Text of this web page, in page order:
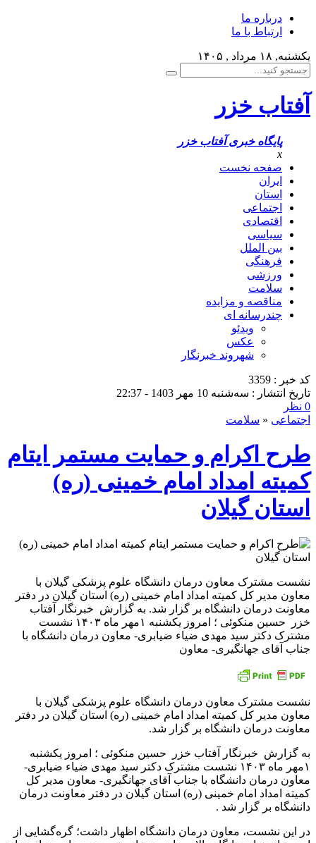
درباره ما
ارتباط با ما
یکشنبه, ۱۸ مرداد , ۱۴۰۵
آفتاب خزر
پایگاه خبری آفتاب خزر
x
صفحه نخست
ایران
استان
اجتماعی
اقتصادی
سیاسی
بین الملل
فرهنگی
ورزشی
سلامت
مناقصه و مزایده
چندرسانه ای
ویدئو
عکس
شهروند خبرنگار
کد خبر : 3359
تاریخ انتشار : سه‌شنبه 10 مهر 1403 - 22:37
0 نظر
اجتماعی « سلامت
طرح اکرام و حمایت مستمر ایتام
کمیته امداد امام خمینی (ره)
استان گیلان
نشست مشترک معاون درمان دانشگاه علوم پزشکی گیلان با
معاون مدیر کل کمیته امداد امام خمینی (ره) استان گیلان در دفتر
معاونت درمان دانشگاه بر گزار شد. به گزارش خبرنگار آفتاب
خزر حسین منکوئی ؛ امروز یکشنبه ۱مهر ماه ۱۴۰۳ نشست
مشترک دکتر سید مهدی ضیاء ضیابری- معاون درمان دانشگاه با
جناب آقای جهانگیری- معاون
نشست مشترک معاون درمان دانشگاه علوم پزشکی گیلان با
معاون مدیر کل کمیته امداد امام خمینی (ره) استان گیلان در دفتر
معاونت درمان دانشگاه بر گزار شد.
به گزارش خبرنگار آفتاب خزر حسین منکوئی ؛ امروز یکشنبه
۱مهر ماه ۱۴۰۳ نشست مشترک دکتر سید مهدی ضیاء ضیابری-
معاون درمان دانشگاه با جناب آقای جهانگیری- معاون مدیر کل
کمیته امداد امام خمینی (ره) استان گیلان در دفتر معاونت درمان
دانشگاه بر گزار شد .
در این نشست، معاون درمان دانشگاه اظهار داشت؛ گره‌گشایی از